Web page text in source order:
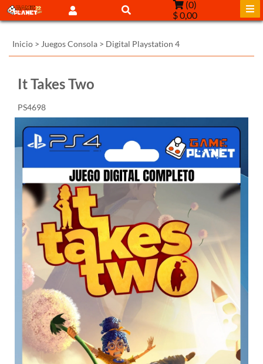
(0)
$ 0,00
Inicio > Juegos Consola > Digital Playstation 4
It Takes Two
PS4698